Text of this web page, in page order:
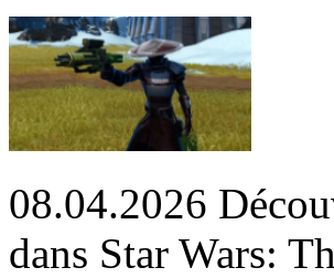
08.04.2026
dans Star Wars: